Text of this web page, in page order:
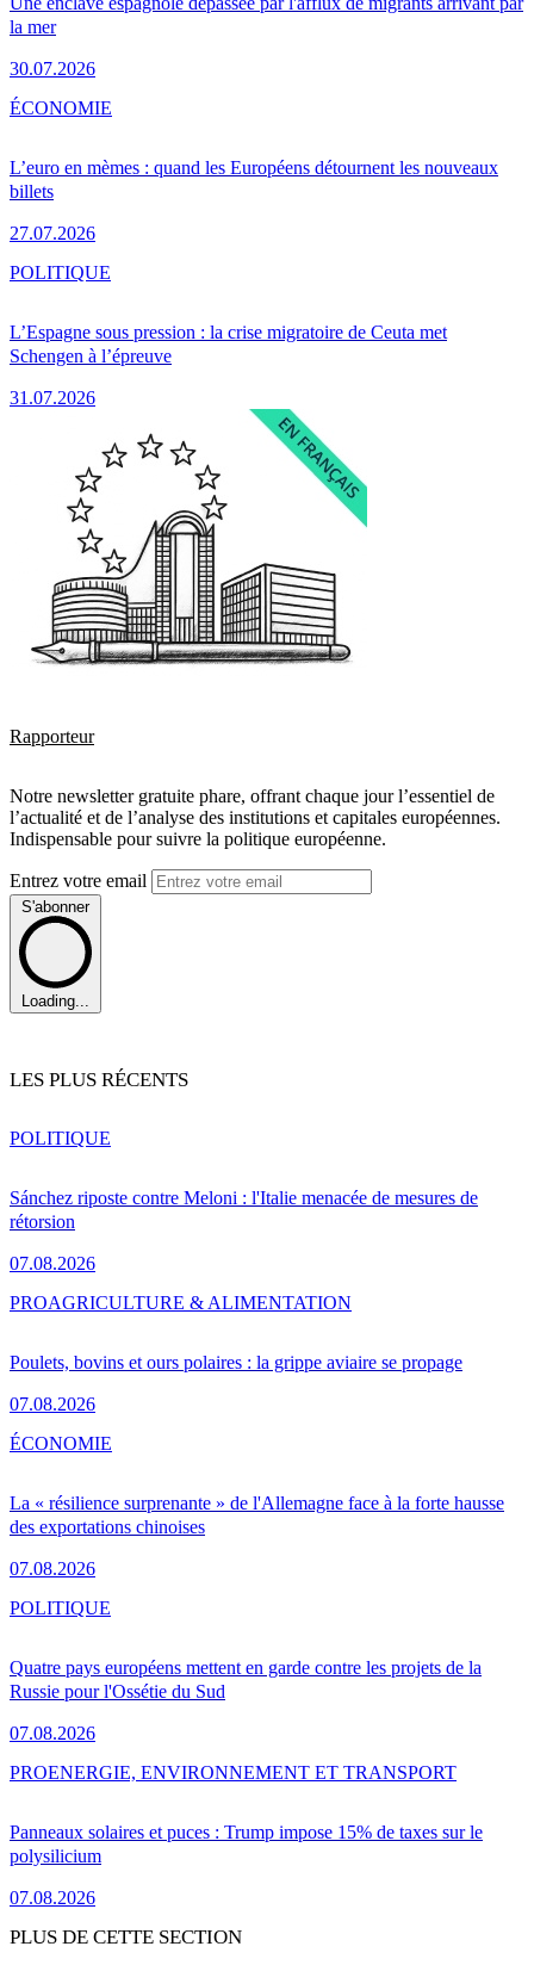
la mer
30.07.2026
L’euro en mèmes : quand les Européens détournent les nouveaux
billets
27.07.2026
ÉCONOMIE
L’Espagne sous pression : la crise migratoire de Ceuta met
Schengen à l’épreuve
31.07.2026
POLITIQUE
Rapporteur
Notre newsletter gratuite phare, offrant chaque jour l’essentiel de
l’actualité et de l’analyse des institutions et capitales européennes.
Indispensable pour suivre la politique européenne.
Entrez votre email
S'abonner
Loading...
LES PLUS RÉCENTS
Sánchez riposte contre Meloni : l'Italie menacée de mesures de
rétorsion
07.08.2026
POLITIQUE
Poulets, bovins et ours polaires : la grippe aviaire se propage
07.08.2026
PROAGRICULTURE & ALIMENTATION
La « résilience surprenante » de l'Allemagne face à la forte hausse
des exportations chinoises
07.08.2026
ÉCONOMIE
Quatre pays européens mettent en garde contre les projets de la
Russie pour l'Ossétie du Sud
07.08.2026
POLITIQUE
Panneaux solaires et puces : Trump impose 15% de taxes sur le
polysilicium
07.08.2026
PROENERGIE, ENVIRONNEMENT ET TRANSPORT
PLUS DE CETTE SECTION